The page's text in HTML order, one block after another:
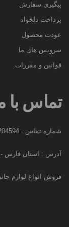
پیگیری سفارش
پرداخت دلخواه
عودت محصول
سرویس های ما
قوانین و مقررات
تماس با
شماره تماس : 09382204594
آدرس : استان فارس -
فروش انواع لوازم